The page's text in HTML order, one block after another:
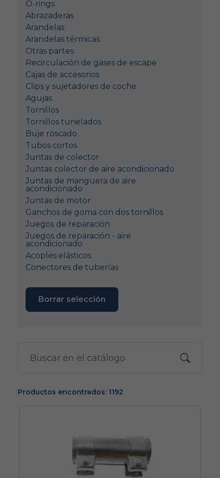
O-rings
Abrazaderas
Arandelas
Arandelas térmicas
Otras partes
Recirculación de gases de escape
Cajas de accesorios
Clips y sujetadores de coche
Agujas
Tornillos
Tornillos tunelados
Buje roscado
Tubos cortos
Juntas de colector
Juntas colector de aire acondicionado
Juntas de manguera de aire
acondicionado
Juntas de motor
Ganchos de goma con dos tornillos
Juegos de reparación
Juegos de reparación - aire
acondicionado
Acoples elásticos
Conectores de tuberías
Borrar selección
Productos encontrados: 1192